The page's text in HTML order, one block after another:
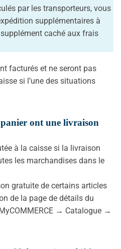
par les transporteurs, vous
supplémentaires à
supplément caché aux frais
facturés et ne seront pas
si l’une des situations
panier ont une livraison
à la caisse si la livraison
les marchandises dans le
gratuite de certains articles
de la page de détails du
→ Catalogue →